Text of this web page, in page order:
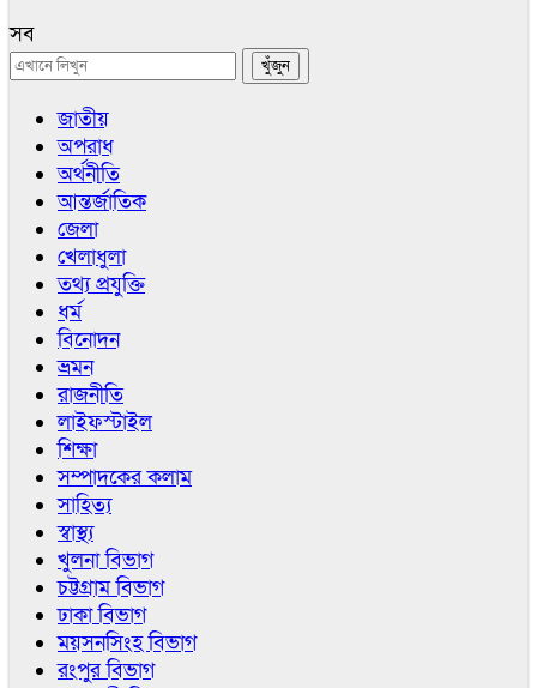
সব
জাতীয়
অপরাধ
অর্থনীতি
আন্তর্জাতিক
জেলা
খেলাধুলা
তথ্য প্রযুক্তি
ধর্ম
বিনোদন
ভ্রমন
রাজনীতি
লাইফস্টাইল
শিক্ষা
সম্পাদকের কলাম
সাহিত্য
স্বাস্থ্য
খুলনা বিভাগ
চট্টগ্রাম বিভাগ
ঢাকা বিভাগ
ময়সনসিংহ বিভাগ
রংপুর বিভাগ